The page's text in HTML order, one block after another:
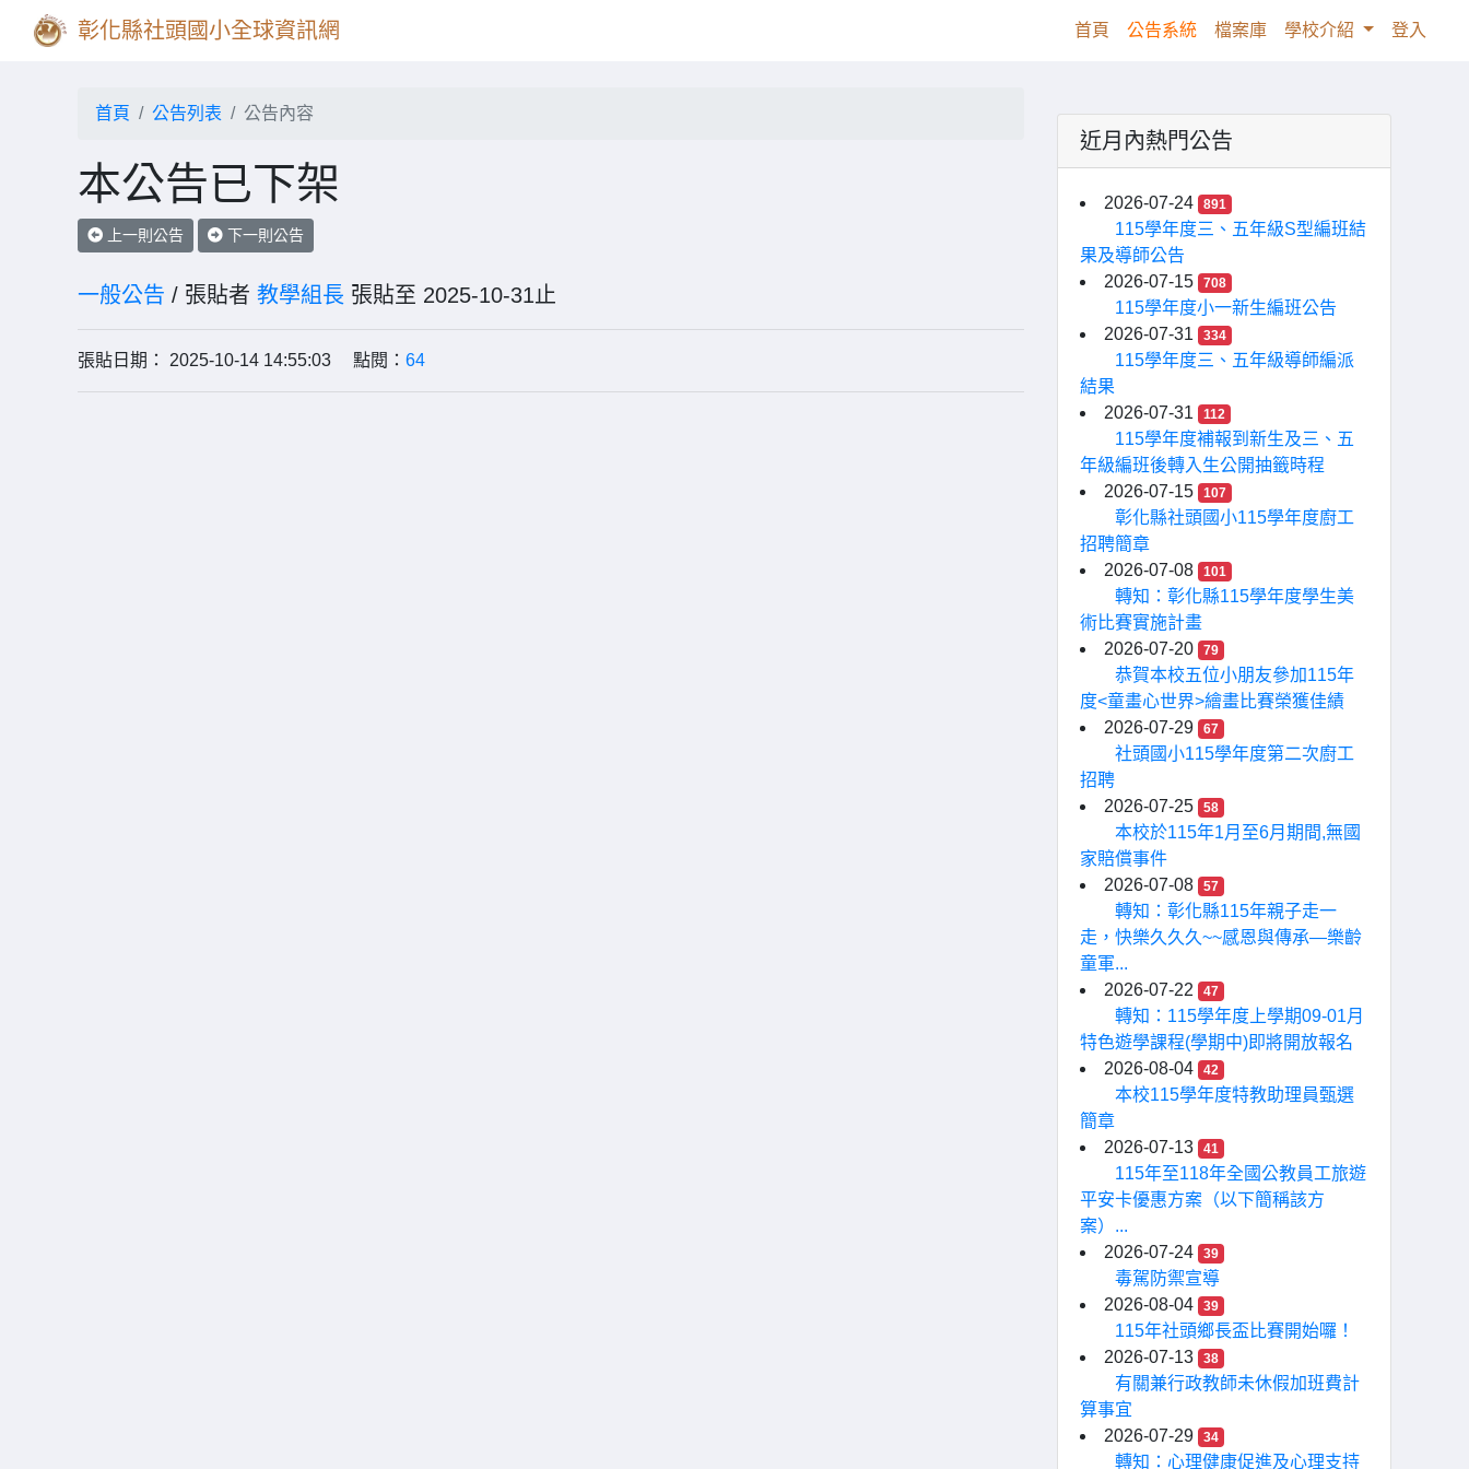
彰化縣社頭國小全球資訊網 首頁 (current)
公告系統 檔案庫 學校介紹 登入
首頁 公告列表 公告內容
本公告已下架
上一則公告 下一則公告
一般公告 / 張貼者 教學組長 張貼至 2025-10-31止
張貼日期： 2025-10-14 14:55:03 點閱： 64
近月內熱門公告
2026-07-24 891
115學年度三、五年級S型編班結
果及導師公告
2026-07-15
708
115學年度小一新生編班公告
2026-07-31
334
115學年度三、五年級導師編派
結果
2026-07-31
112
115學年度補報到新生及三、五
年級編班後轉入生公開抽籤時程
2026-07-15
107
彰化縣社頭國小115學年度廚工
招聘簡章
2026-07-08
101
轉知：彰化縣115學年度學生美
術比賽實施計畫
2026-07-20
79
恭賀本校五位小朋友參加115年
度<童畫心世界>繪畫比賽榮獲佳績
2026-07-29
67
社頭國小115學年度第二次廚工
招聘
2026-07-25
58
本校於115年1月至6月期間,無國
家賠償事件
2026-07-08
57
轉知：彰化縣115年親子走一
走，快樂久久久~~感恩與傳承—樂齡
童軍...
2026-07-22
47
轉知：115學年度上學期09-01月
特色遊學課程(學期中)即將開放報名
2026-08-04
42
本校115學年度特教助理員甄選
簡章
2026-07-13
41
115年至118年全國公教員工旅遊
平安卡優惠方案（以下簡稱該方
案）...
2026-07-24
39
毒駕防禦宣導
2026-08-04
39
115年社頭鄉長盃比賽開始囉！
2026-07-13
38
有關兼行政教師未休假加班費計
算事宜
2026-07-29
34
轉知：心理健康促進及心理支持